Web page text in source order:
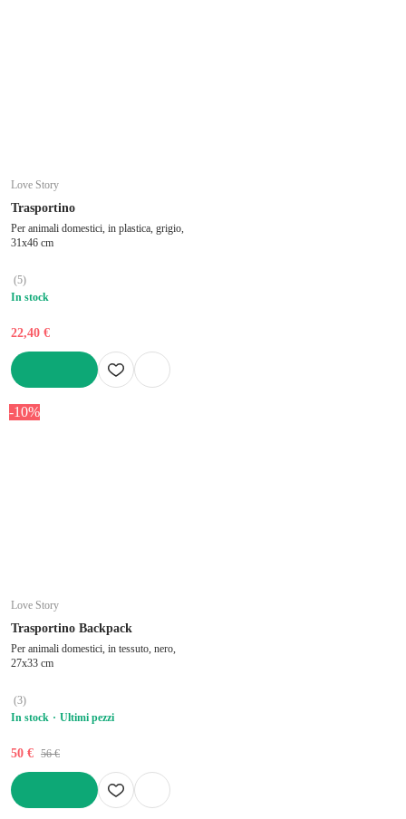
Love Story
Trasportino
Per animali domestici, in plastica, grigio,
31x46 cm
(5)
In stock
22,40 €
-10%
Love Story
Trasportino Backpack
Per animali domestici, in tessuto, nero,
27x33 cm
(3)
In stock
Ultimi pezzi
50 € 56 €